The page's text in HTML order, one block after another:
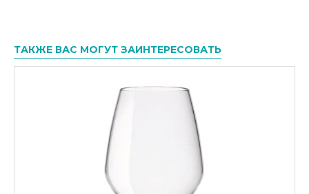
ТАКЖЕ ВАС МОГУТ ЗАИНТЕРЕСОВАТЬ